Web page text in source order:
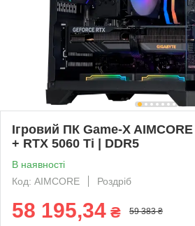
Ігровий ПК Game-X
+ RTX 5060 Ti | DDR5
В наявності
Код: AIMCORE
Роздріб
58 195,34 ₴ 59 383 ₴